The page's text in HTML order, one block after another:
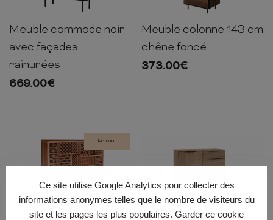
Ce site utilise Google Analytics pour collecter des
informations anonymes telles que le nombre de visiteurs du
site et les pages les plus populaires. Garder ce cookie
103cm 80cm 30cm
Meuble commode noir
avec façades
rainurées
669.00€
143cm 55cm 41cm
Meuble colonne 143 cm
chêne foncé
373.00€
Promo !